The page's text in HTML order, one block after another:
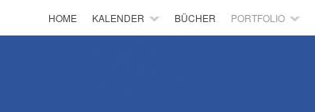
HOME KALENDER BÜCHER PORTFOLIO